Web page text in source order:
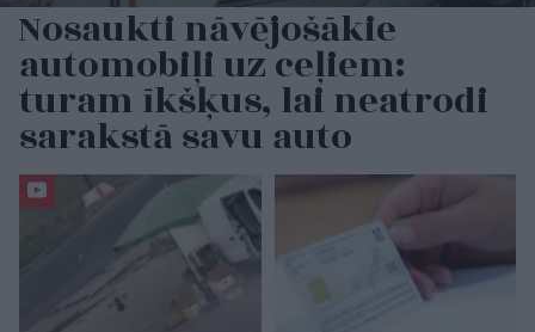
Nosaukti nāvējošākie
automobiļi uz ceļiem:
turam īkšķus, lai neatrodi
sarakstā savu auto